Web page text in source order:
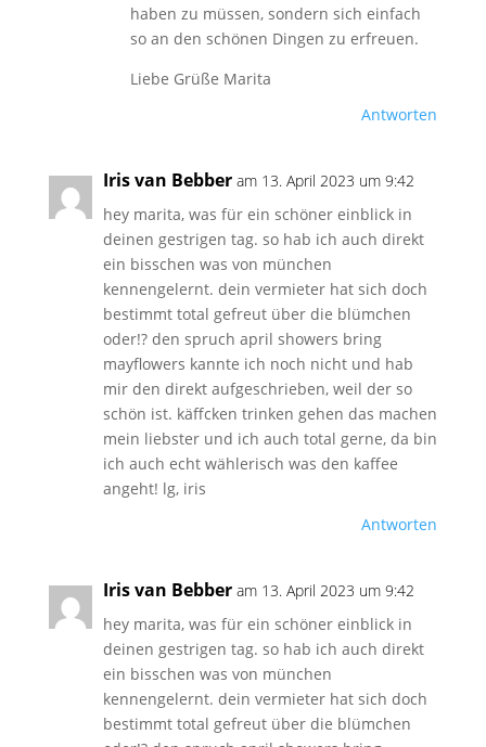
haben zu müssen, sondern sich einfach
so an den schönen Dingen zu erfreuen.
Liebe Grüße Marita
Antworten
Iris van Bebber am 13. April 2023 um 9:42
hey marita, was für ein schöner einblick in
deinen gestrigen tag. so hab ich auch direkt
ein bisschen was von münchen
kennengelernt. dein vermieter hat sich doch
bestimmt total gefreut über die blümchen
oder!? den spruch april showers bring
mayflowers kannte ich noch nicht und hab
mir den direkt aufgeschrieben, weil der so
schön ist. käffcken trinken gehen das machen
mein liebster und ich auch total gerne, da bin
ich auch echt wählerisch was den kaffee
angeht! lg, iris
Antworten
Iris van Bebber am 13. April 2023 um 9:42
hey marita, was für ein schöner einblick in
deinen gestrigen tag. so hab ich auch direkt
ein bisschen was von münchen
kennengelernt. dein vermieter hat sich doch
bestimmt total gefreut über die blümchen